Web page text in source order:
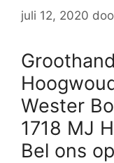
juli 12, 2020
Wester
1718 MJ
Bel ons